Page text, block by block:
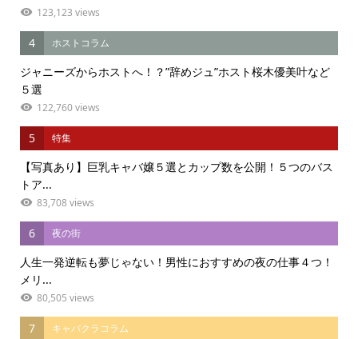
123,123 views
4 ホストコラム
ジャニーズからホストへ！？”辞めジュ”ホスト桜木優美叶など
５選
122,760 views
5 特集
【写真あり】巨乳キャバ嬢５選とカップ数を公開！５つのバス
トア...
83,708 views
6 夜の街
人生一発逆転も夢じゃない！男性におすすめの夜の仕事４つ！
メリ...
80,505 views
7 キャバクラコラム